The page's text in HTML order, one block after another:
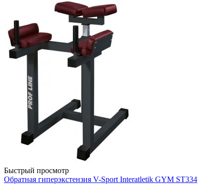
Быстрый просмотр
Обратная гиперэкстензия V-Sport Interatletik GYM ST334